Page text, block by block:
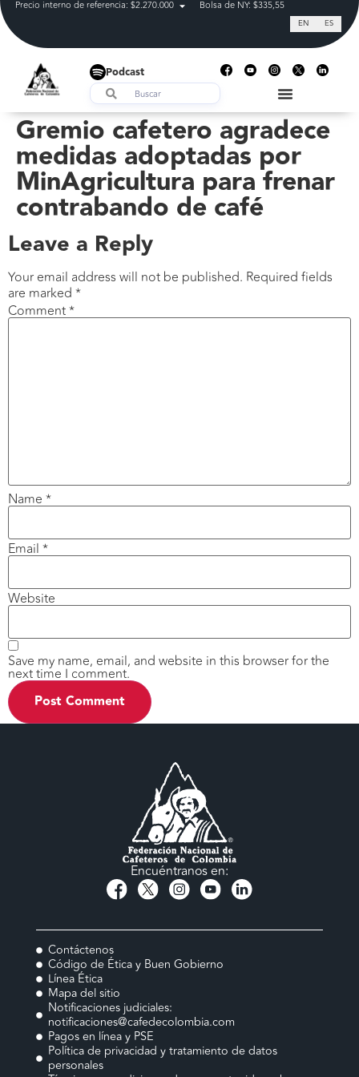
Precio interno de referencia: $2.270.000 Bolsa de NY: $335,55 Tasa de
EN ES
Podcast
Gremio cafetero agradece
medidas adoptadas por
MinAgricultura para frenar
contrabando de café
Leave a Reply
Your email address will not be published. Required fields
are marked *
Comment*
Name *
Email *
Website
Save my name, email, and website in this browser for the
next time I comment.
Encuéntranos en:
Contáctenos
Código de Ética y Buen Gobierno
Línea Ética
Mapa del sitio
Notificaciones judiciales:
notificaciones@cafedecolombia.com
Pagos en línea y PSE
Política de privacidad y tratamiento de datos
personales